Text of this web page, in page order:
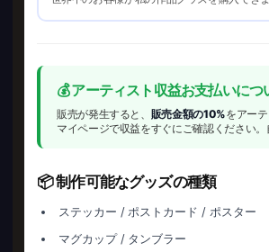
💰 アーティスト収益お支払いにつ
販売が発生すると、 販売金額の10%をアー
マイページで収益をすぐにご確認ください
📦 制作可能なグッズの種類
ステッカー / ポストカード / ポスター
マグカップ / タンブラー